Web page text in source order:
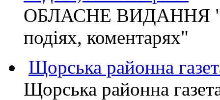
ОБЛАСНЕ ВИДАННЯ
подіях, коментарях"
Щорська районна
Щорська районна